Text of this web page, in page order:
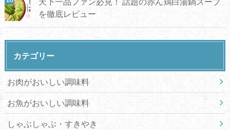
を徹底レビュー
カテゴリー
お肉がおいしい調味料
お魚がおいしい調味料
しゃぶしゃぶ・すきやき